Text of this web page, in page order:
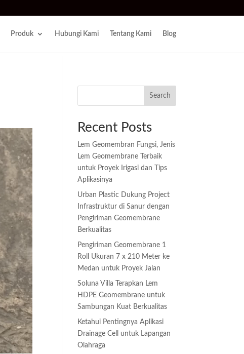
Produk Hubungi Kami Tentang Kami Blog
Search
Recent Posts
Lem Geomembran Fungsi, Jenis
Lem Geomembrane Terbaik
untuk Proyek Irigasi dan Tips
Aplikasinya
Urban Plastic Dukung Project
Infrastruktur di Sanur dengan
Pengiriman Geomembrane
Berkualitas
Pengiriman Geomembrane 1
Roll Ukuran 7 x 210 Meter ke
Medan untuk Proyek Jalan
Soluna Villa Terapkan Lem
HDPE Geomembrane untuk
Sambungan Kuat Berkualitas
Ketahui Pentingnya Aplikasi
Drainage Cell untuk Lapangan
Olahraga